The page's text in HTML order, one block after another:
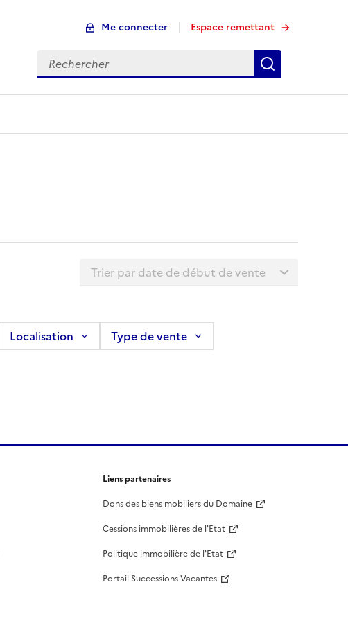
Me connecter Espace remettant
Rechercher
Trier la liste
Localisation Type de vente
Liens partenaires
Dons des biens mobiliers du Domaine
Cessions immobilières de l'Etat
Politique immobilière de l'Etat
Portail Successions Vacantes